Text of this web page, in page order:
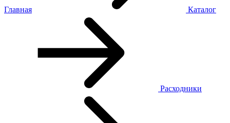
Главная Каталог
Расходники